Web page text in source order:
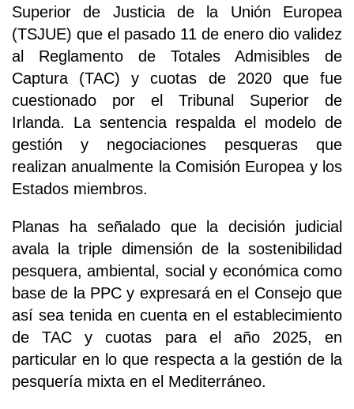
Superior de Justicia de la Unión Europea
(TSJUE) que el pasado 11 de enero dio validez
al Reglamento de Totales Admisibles de
Captura (TAC) y cuotas de 2020 que fue
cuestionado por el Tribunal Superior de
Irlanda. La sentencia respalda el modelo de
gestión y negociaciones pesqueras que
realizan anualmente la Comisión Europea y los
Estados miembros.
Planas ha señalado que la decisión judicial
avala la triple dimensión de la sostenibilidad
pesquera, ambiental, social y económica como
base de la PPC y expresará en el Consejo que
así sea tenida en cuenta en el establecimiento
de TAC y cuotas para el año 2025, en
particular en lo que respecta a la gestión de la
pesquería mixta en el Mediterráneo.